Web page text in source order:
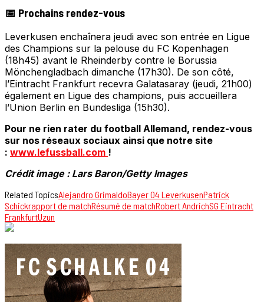
📅 Prochains rendez-vous
Leverkusen enchaînera jeudi avec son entrée en Ligue
des Champions sur la pelouse du FC Kopenhagen
(18h45) avant le Rheinderby contre le Borussia
Mönchengladbach dimanche (17h30). De son côté,
l’Eintracht Frankfurt recevra Galatasaray (jeudi, 21h00)
également en Ligue des champions, puis accueillera
l’Union Berlin en Bundesliga (15h30).
Pour ne rien rater du football Allemand, rendez-vous
sur nos réseaux sociaux ainsi que notre site
: www.lefussball.com !
Crédit image : Lars Baron/Getty Images
Related TopicsAlejandro GrimaldoBayer 04 LeverkusenPatrick
Schickrapport de matchRésumé de matchRobert AndrichSG Eintracht
FrankfurtUzun